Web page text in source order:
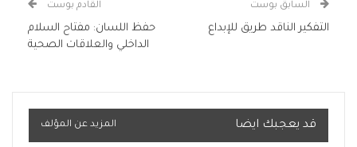
السابق بوست
التفكير الناقد طريق للإبداع
القادم بوست
حفظ اللسان: مفتاح السلام
الداخلي والعلاقات الصحية
قد يعجبك ايضا المزيد عن المؤلف